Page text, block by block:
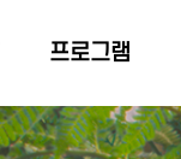
프로그램